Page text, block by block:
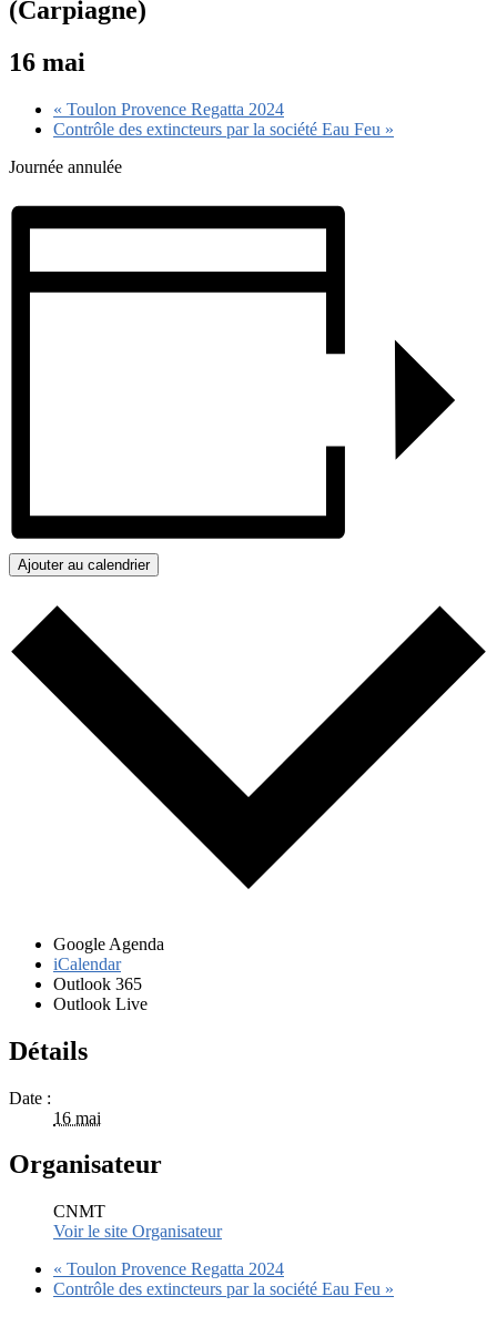
(Carpiagne)
16 mai
« Toulon Provence Regatta 2024
Contrôle des extincteurs par la société Eau Feu »
Journée annulée
Ajouter au calendrier
Google Agenda
iCalendar
Outlook 365
Outlook Live
Détails
Date :
16 mai
Organisateur
CNMT
Voir le site Organisateur
« Toulon Provence Regatta 2024
Contrôle des extincteurs par la société Eau Feu »